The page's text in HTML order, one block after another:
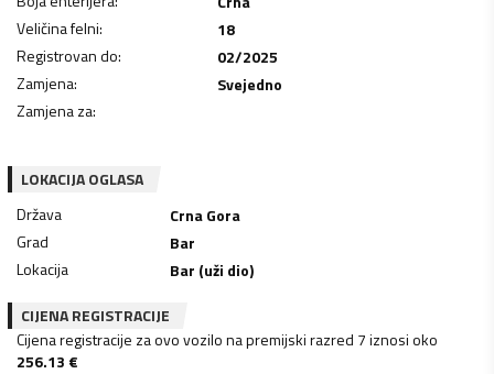
Veličina felni:
18
Registrovan do:
02/2025
Zamjena:
Svejedno
Zamjena za:
LOKACIJA OGLASA
Država
Crna Gora
Grad
Bar
Lokacija
Bar (uži dio)
CIJENA REGISTRACIJE
Cijena registracije za ovo vozilo na premijski razred 7 iznosi oko
256.13 €